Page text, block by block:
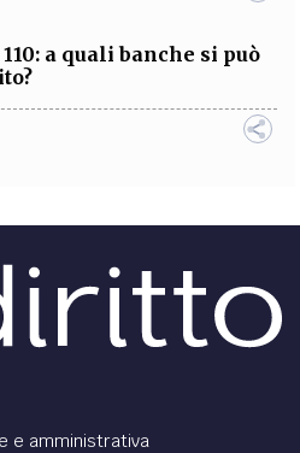
a quali banche si può
e amministrativa